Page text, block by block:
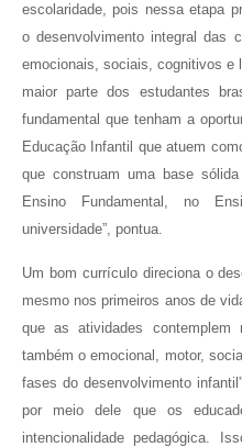
escolaridade, pois nessa etapa
o desenvolvimento integral das
emocionais, sociais, cognitivos e
maior parte dos estudantes
fundamental que tenham a
Educação Infantil que atuem
que construam uma base
Ensino Fundamental, no
universidade”, pontua.
Um bom currículo direciona o
mesmo nos primeiros anos de
que as atividades
também o emocional, motor,
fases do desenvolvimento
por meio dele que os
intencionalidade pedagógica.